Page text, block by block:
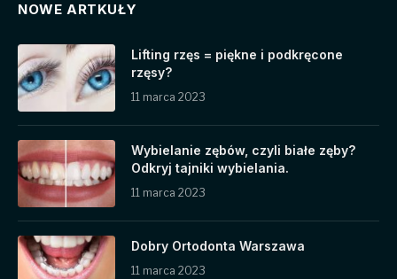
NOWE ARTKUŁY
Lifting rzęs = piękne i podkręcone
rzęsy?
11 marca 2023
Wybielanie zębów, czyli białe zęby?
Odkryj tajniki wybielania.
11 marca 2023
Dobry Ortodonta Warszawa
11 marca 2023